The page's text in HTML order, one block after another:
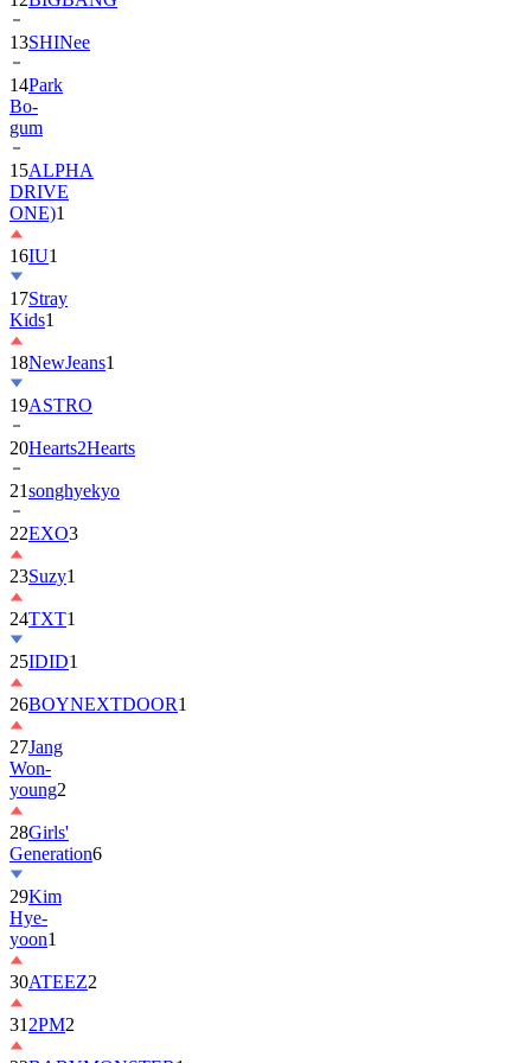
13SHINee
14Park
Bo-
gum
15ALPHA
DRIVE
ONE)1
16IU1
17Stray
Kids1
18NewJeans1
19ASTRO
20Hearts2Hearts
21songhyekyo
22EXO3
23Suzy1
24TXT1
25IDID1
26BOYNEXTDOOR1
27Jang
Won-
young2
28Girls'
Generation6
29Kim
Hye-
yoon1
30ATEEZ2
31 2PM2